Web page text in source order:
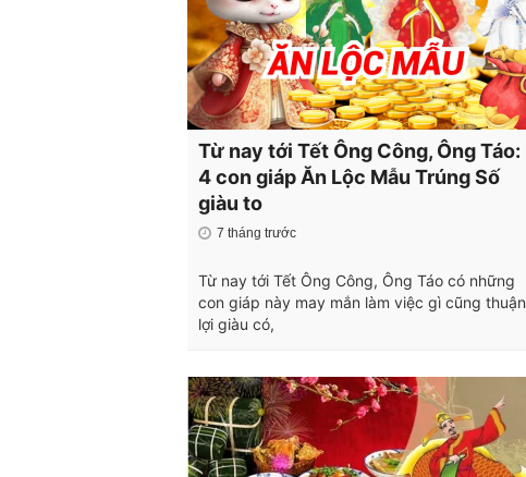
Từ nay tới Tết Ông Công, Ông Táo:
4 con giáp Ăn Lộc Mẫu Trúng Số
giàu to
7 tháng trước
Từ nay tới Tết Ông Công, Ông Táo có những
con giáp này may mắn làm việc gì cũng thuận
lợi giàu có,